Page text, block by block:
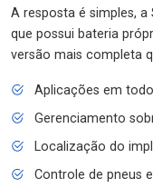
A resposta é simples,
que possui bateria
versão mais completa
Aplicações em
Gerenciamento
Localização do
Controle de pneus